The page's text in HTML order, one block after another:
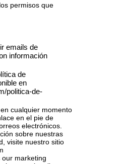
permisos que
emails de
información
de
en
politica-de-
cualquier momento
en el pie de
electrónicos.
sobre nuestras
visite nuestro sitio
marketing